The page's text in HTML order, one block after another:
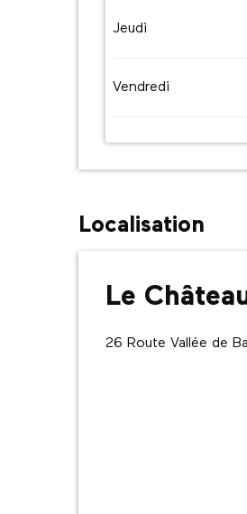
Jeudi
Vendredi
Localisation
Le
26 Route Vallée de